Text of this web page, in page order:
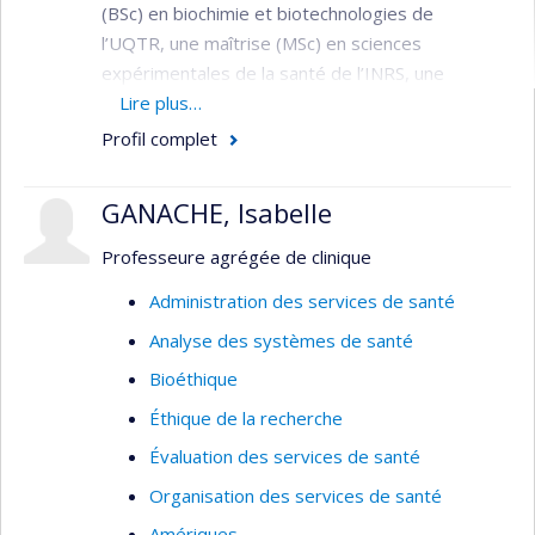
(BSc) en biochimie et biotechnologies de
l’UQTR, une maîtrise (MSc) en sciences
expérimentales de la santé de l’INRS, une
propédeutique en bioéthique et un doctorat
(PhD) en bioéthique de l’Université de Montréal. Il
puis en droit au Centre de génomique et
politiques de l’Université McGill. Il a ensuite
la recherche au Secrétariat sur la conduite
responsable de la recherche, pour
les organismes fédéraux de financement de la
Dr Dupras a siégé comme éthicien au conseil
santé et services sociaux (INESSS) et au comité
Lire plus…
Profil complet
GANACHE, Isabelle
Professeure agrégée de clinique
Administration des services de santé
Analyse des systèmes de santé
Bioéthique
Éthique de la recherche
Évaluation des services de santé
Organisation des services de santé